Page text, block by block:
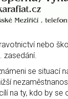
nebo
zasedání.
se situací
na ty, kdo by se